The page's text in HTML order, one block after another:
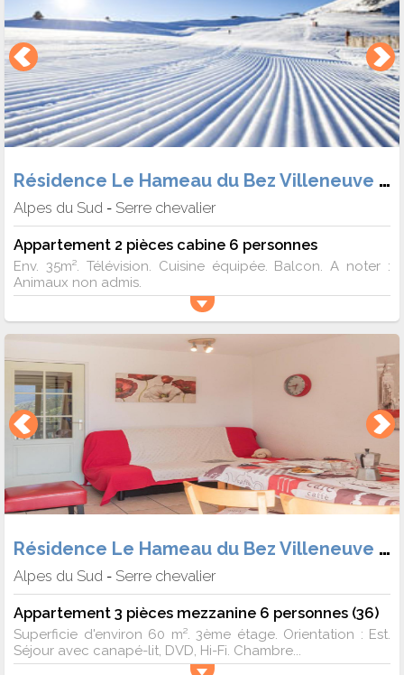
Résidence Le Hameau du Bez Villeneuve 1400
Alpes du Sud - Serre chevalier
Appartement 2 pièces cabine 6 personnes
Env. 35m². Télévision. Cuisine équipée. Balcon. A noter :
Animaux non admis.
Résidence Le Hameau du Bez Villeneuve 1400
Alpes du Sud - Serre chevalier
Appartement 3 pièces mezzanine 6 personnes (36)
Superficie d'environ 60 m². 3ème étage. Orientation : Est.
Séjour avec canapé-lit, DVD, Hi-Fi. Chambre...